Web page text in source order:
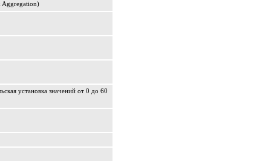
Aggregation)
установка значений от 0 до 60